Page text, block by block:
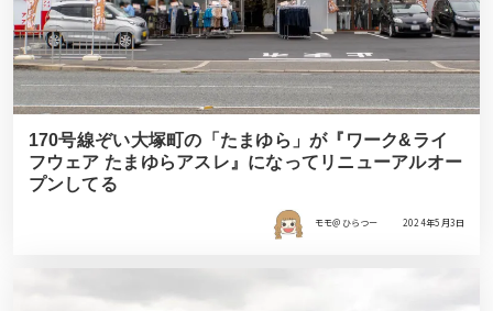
170号線ぞい大塚町の「たまゆら」が『ワーク&ライ
フウェア たまゆらアスレ』になってリニューアルオー
プンしてる
モモ＠ひらつー 2024年5月3日